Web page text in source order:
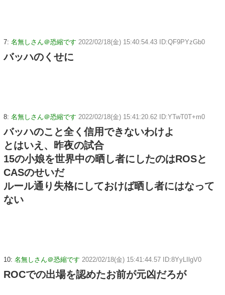
7: 名無しさん＠恐縮です 2022/02/18(金) 15:40:54.43 ID:QF9PYzGb0
バッハのくせに
8: 名無しさん＠恐縮です 2022/02/18(金) 15:41:20.62 ID:YTwT0T+m0
バッハのこと全く信用できないわけよ
とはいえ、昨夜の試合
15の小娘を世界中の晒し者にしたのはROSと
CASのせいだ
ルール通り失格にしておけば晒し者にはなって
ない
10: 名無しさん＠恐縮です 2022/02/18(金) 15:41:44.57 ID:8YyLIlgV0
ROCでの出場を認めたお前が元凶だろが